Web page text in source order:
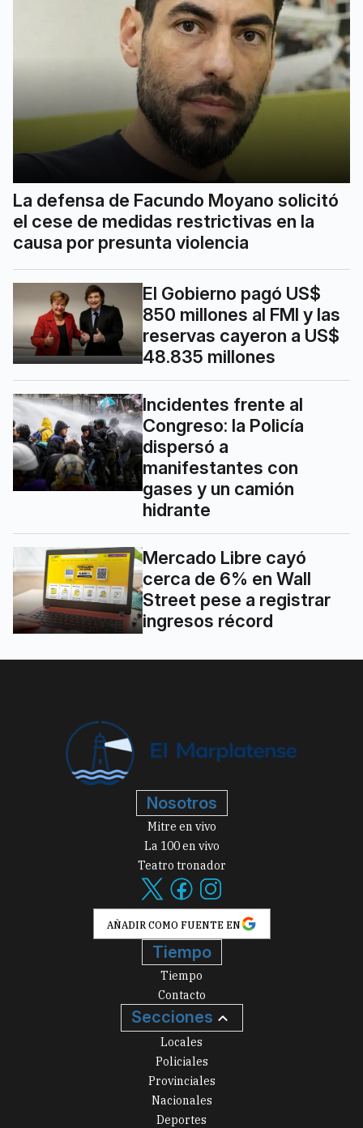
La defensa de Facundo Moyano solicitó
el cese de medidas restrictivas en la
causa por presunta violencia
El Gobierno pagó US$
850 millones al FMI y las
reservas cayeron a US$
48.835 millones
Incidentes frente al
Congreso: la Policía
dispersó a
manifestantes con
gases y un camión
hidrante
Mercado Libre cayó
cerca de 6% en Wall
Street pese a registrar
ingresos récord
Nosotros
Mitre en vivo
La 100 en vivo
Teatro tronador
AÑADIR COMO FUENTE EN
Tiempo
Tiempo
Contacto
Secciones
Locales
Policiales
Provinciales
Nacionales
Deportes